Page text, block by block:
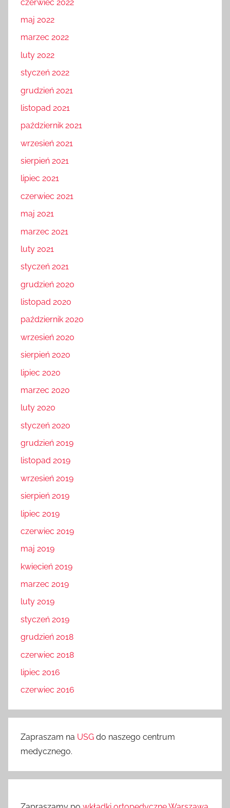
czerwiec 2022
maj 2022
marzec 2022
luty 2022
styczeń 2022
grudzień 2021
listopad 2021
październik 2021
wrzesień 2021
sierpień 2021
lipiec 2021
czerwiec 2021
maj 2021
marzec 2021
luty 2021
styczeń 2021
grudzień 2020
listopad 2020
październik 2020
wrzesień 2020
sierpień 2020
lipiec 2020
marzec 2020
luty 2020
styczeń 2020
grudzień 2019
listopad 2019
wrzesień 2019
sierpień 2019
lipiec 2019
czerwiec 2019
maj 2019
kwiecień 2019
marzec 2019
luty 2019
styczeń 2019
grudzień 2018
czerwiec 2018
lipiec 2016
czerwiec 2016
Zapraszam na USG do naszego centrum
medycznego.